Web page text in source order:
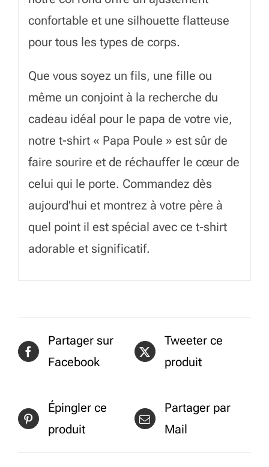
confortable et une silhouette flatteuse
pour tous les types de corps.
Que vous soyez un fils, une fille ou
même un conjoint à la recherche du
cadeau idéal pour le papa de votre vie,
notre t-shirt « Papa Poule » est sûr de
faire sourire et de réchauffer le cœur de
celui qui le porte. Commandez dès
aujourd’hui et montrez à votre père à
quel point il est spécial avec ce t-shirt
adorable et significatif.
Partager sur
Facebook
Tweeter ce
produit
Épingler ce
produit
Partager par
Mail